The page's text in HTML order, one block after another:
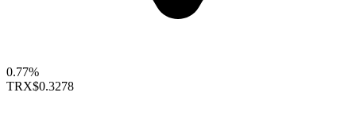
0.77%
TRX$0.3278